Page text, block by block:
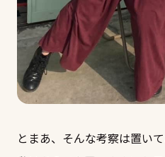
とまあ、そんな考察は置いて